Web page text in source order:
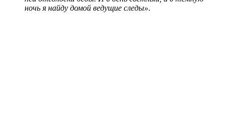
ночь я найду домой ведущие следы».